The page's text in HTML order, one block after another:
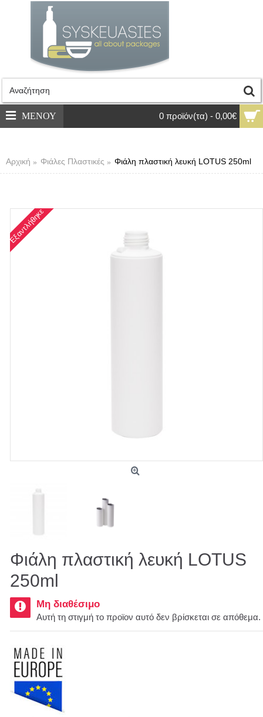
0 προϊόν(τα) - 0,00€
ΜΕΝΟΥ
Αρχική Φιάλες Πλαστικές Φιάλη πλαστική λευκή LOTUS 250ml
Εξαντλήθηκε
Φιάλη πλαστική λευκή LOTUS
250ml
Μη διαθέσιμο
Αυτή τη στιγμή το προϊον αυτό δεν βρίσκεται σε απόθεμα.